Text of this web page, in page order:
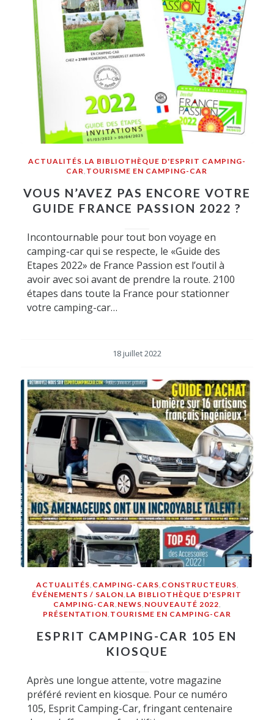
ACTUALITÉS LA BIBLIOTHÈQUE D'ESPRIT CAMPING-
CAR TOURISME EN CAMPING-CAR
VOUS N’AVEZ PAS ENCORE VOTRE
GUIDE FRANCE PASSION 2022 ?
Incontournable pour tout bon voyage en
camping-car qui se respecte, le «Guide des
Etapes 2022» de France Passion est l’outil à
avoir avec soi avant de prendre la route. 2100
étapes dans toute la France pour stationner
votre camping-car…
18 juillet 2022
ACTUALITÉS, CAMPING-CARS, CONSTRUCTEURS,
ÉVÉNEMENTS / SALON, LA BIBLIOTHÈQUE D'ESPRIT
CAMPING-CAR, NEWS, NOUVEAUTÉ 2022,
PRÉSENTATION, TOURISME EN CAMPING-CAR
ESPRIT CAMPING-CAR 105 EN
KIOSQUE
Après une longue attente, votre magazine
préféré revient en kiosque. Pour ce numéro
105, Esprit Camping-Car, fringant centenaire